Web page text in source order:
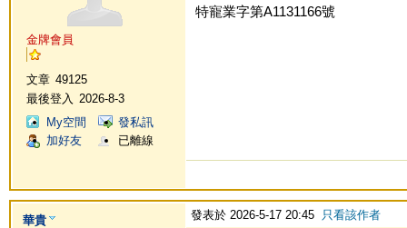
金牌會員
文章 49125
最後登入
2026-8-3
My空間
發私訊
加好友
已離線
特寵業字第A1131166號
華貴 發表於 2026-5-17 20:45 只看該作者